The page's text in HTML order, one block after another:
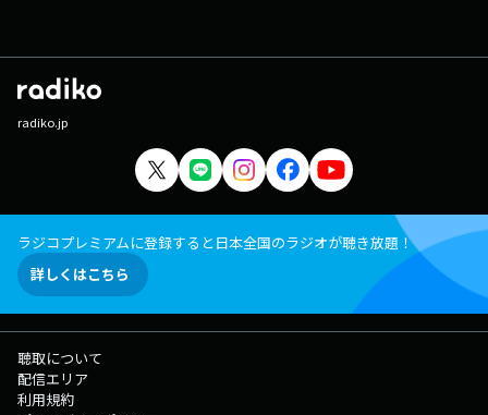
radiko.jp
ラジコプレミアムに登録すると日本全国のラジオが聴き放題！
詳しくはこちら
聴取について
配信エリア
利用規約